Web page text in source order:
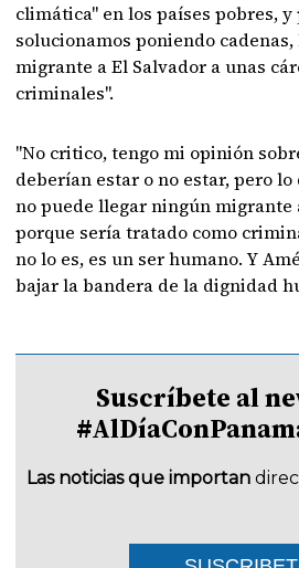
climática" en los países pobres,
solucionamos poniendo
migrante a El Salvador a unas
criminales".
"No critico, tengo mi opinión
deberían estar o no estar, pero
no puede llegar ningún migrante
porque sería tratado como
no lo es, es un ser humano. Y
bajar la bandera de la dignidad
Suscríbete al
Las noticias que importan